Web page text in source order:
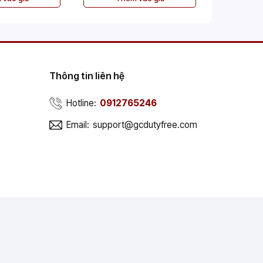
Thông tin liên hệ
Hotline: 0912765246
Email: support@gcdutyfree.com